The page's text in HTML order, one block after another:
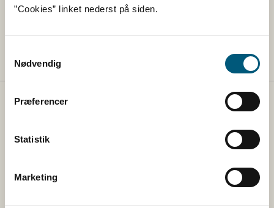
”Cookies” linket nederst på siden.
Nødvendig
Præferencer
Statistik
Marketing
Fødevarestyrelsen beskæftiger ca. 1535 medarbejdere
Fødevarestyrelsen
Fødevarestyrelsen tager sig af regler på veterinær- og
via vejledning og via kontrol med fødevarer, foder,
landets slagterier og veterinære forhold.